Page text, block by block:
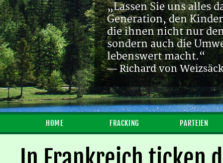
„Lassen Sie uns alles
Generation, den
die ihnen nicht nur
sondern auch die
lebenswert macht.“
— Richard von
HOME FRACKING PARTEIEN